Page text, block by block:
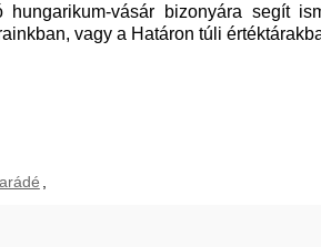
hungarikum-vásár bizonyára segít
vagy a Határon túli